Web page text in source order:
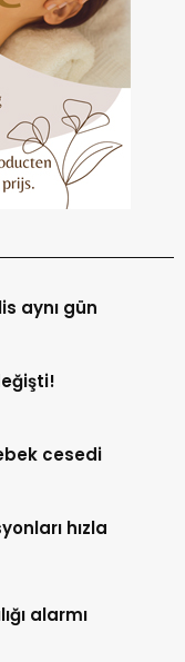
aynı gün
cesedi
hızla
alarmı